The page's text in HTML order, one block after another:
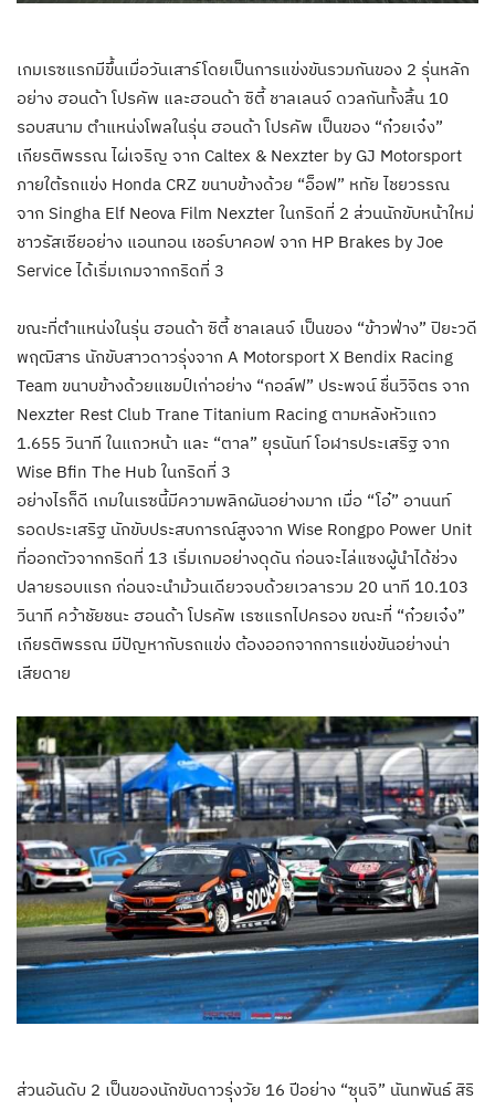
เกมเรซแรกมีขึ้นเมื่อวันเสาร์โดยเป็นการแข่งขันรวมกันของ 2 รุ่นหลัก
อย่าง ฮอนด้า โปรคัพ และฮอนด้า ซิตี้ ชาลเลนจ์ ดวลกันทั้งสิ้น 10
รอบสนาม ตำแหน่งโพลในรุ่น ฮอนด้า โปรคัพ เป็นของ “ก๋วยเจ๋ง”
เกียรติพรรณ ไผ่เจริญ จาก Caltex & Nexzter by GJ Motorsport
ภายใต้รถแข่ง Honda CRZ ขนาบข้างด้วย “อ็อฟ” หทัย ไชยวรรณ
จาก Singha Elf Neova Film Nexzter ในกริดที่ 2 ส่วนนักขับหน้าใหม่
ชาวรัสเซียอย่าง แอนทอน เชอร์บาคอฟ จาก HP Brakes by Joe
Service ได้เริ่มเกมจากกริดที่ 3
ขณะที่ตำแหน่งในรุ่น ฮอนด้า ซิตี้ ชาลเลนจ์ เป็นของ “ข้าวฟ่าง” ปิยะวดี
พฤฒิสาร นักขับสาวดาวรุ่งจาก A Motorsport X Bendix Racing
Team ขนาบข้างด้วยแชมป์เก่าอย่าง “กอล์ฟ” ประพจน์ ชื่นวิจิตร จาก
Nexzter Rest Club Trane Titanium Racing ตามหลังหัวแถว
1.655 วินาที ในแถวหน้า และ “ตาล” ยุรนันท์ โอฬารประเสริฐ จาก
Wise Bfin The Hub ในกริดที่ 3
อย่างไรก็ดี เกมในเรซนี้มีความพลิกผันอย่างมาก เมื่อ “โอ๋” อานนท์
รอดประเสริฐ นักขับประสบการณ์สูงจาก Wise Rongpo Power Unit
ที่ออกตัวจากกริดที่ 13 เริ่มเกมอย่างดุดัน ก่อนจะไล่แซงผู้นำได้ช่วง
ปลายรอบแรก ก่อนจะนำม้วนเดียวจบด้วยเวลารวม 20 นาที 10.103
วินาที คว้าชัยชนะ ฮอนด้า โปรคัพ เรซแรกไปครอง ขณะที่ “ก๋วยเจ๋ง”
เกียรติพรรณ มีปัญหากับรถแข่ง ต้องออกจากการแข่งขันอย่างน่า
เสียดาย
ส่วนอันดับ 2 เป็นของนักขับดาวรุ่งวัย 16 ปีอย่าง “ซุนจิ” นันทพันธ์ สิริ